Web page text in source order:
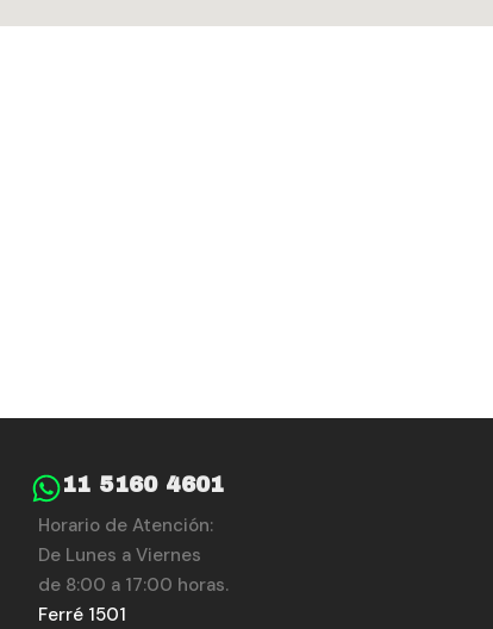
11 5160 4601
Horario de Atención:
De Lunes a Viernes
de 8:00 a 17:00 horas.
Ferré 1501